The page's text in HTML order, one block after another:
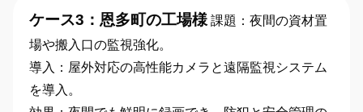
ケース3：恩多町の工場様 課題：夜間の資材置
場や搬入口の監視強化。
導入：屋外対応の高性能カメラと遠隔監視システム
を導入。